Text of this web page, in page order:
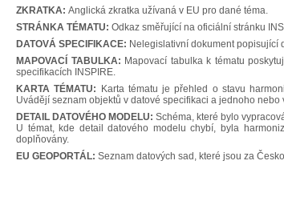
ZKRATKA: Anglická zkratka užívaná v EU pro dané téma.
STRÁNKA TÉMATU: Odkaz směřující na oficiální stránku
DATOVÁ SPECIFIKACE: Nelegislativní dokument popisující
MAPOVACÍ TABULKA: Mapovací tabulka k tématu
specifikacích INSPIRE.
KARTA TÉMATU:
Karta tématu je přehled o stavu
Uvádějí seznam objektů v datové specifikaci a jednoho
DETAIL DATOVÉHO MODELU:Schéma, které bylo
U témat, kde detail datového modelu chybí, byla
doplňovány.
EU GEOPORTÁL: Seznam datových sad, které jsou za